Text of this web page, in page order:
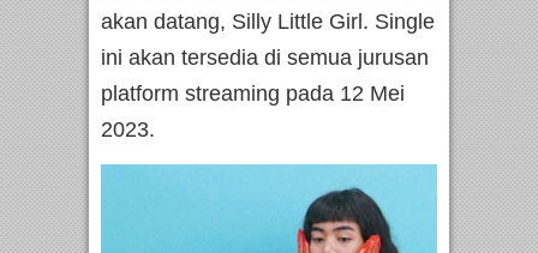
akan datang, Silly Little Girl. Single
ini akan tersedia di semua jurusan
platform streaming pada 12 Mei
2023.